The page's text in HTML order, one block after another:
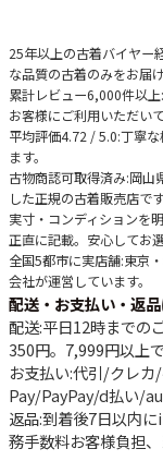
25年以上の古着バイヤー
な品質の古着のみをお届
累計レビュー6,000件以上
お客様にご利用いただいて
平均評価4.72 / 5.0:丁寧
ます。
古物商認可取得済み:岡山
した正規の古着販売店です
実寸・コンディションを
正直に記載。安心してお
全国5都市に実店舗:東京
会社が運営しています。
配送・お支払い・返
配送:平日12時までの
350円。 7,999円以上
お支払い:代引/クレ
Pay/PayPay/d払い/au
返品:到着後7日以内
務手数料お客様負担